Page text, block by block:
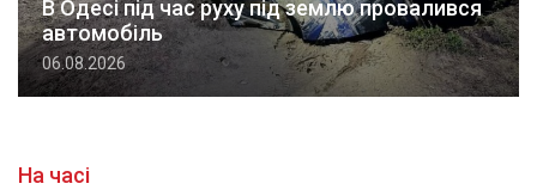
В Одесі під час руху під землю провалився
автомобіль
06.08.2026
На часі